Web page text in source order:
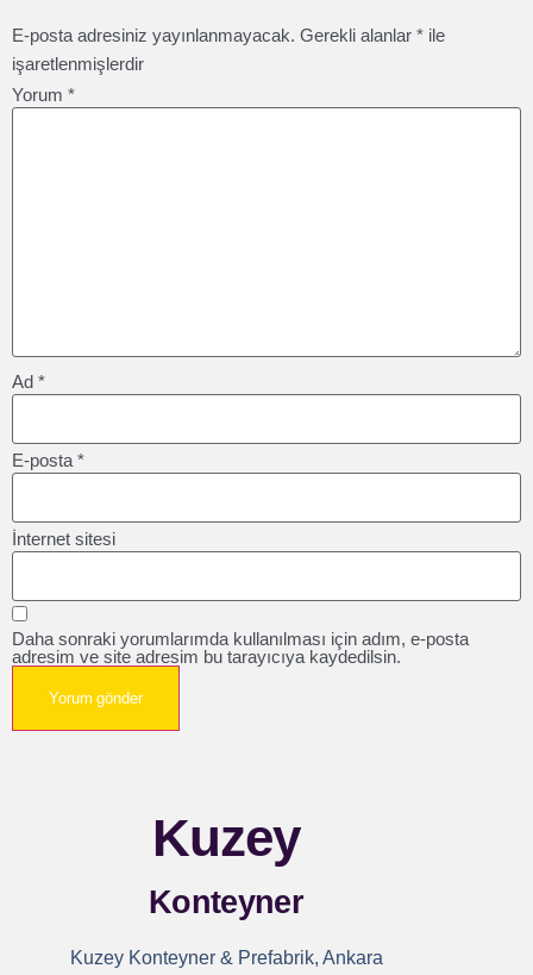
E-posta adresiniz yayınlanmayacak. Gerekli alanlar * ile
işaretlenmişlerdir
Yorum *
Ad *
E-posta *
İnternet sitesi
Daha sonraki yorumlarımda kullanılması için adım, e-posta
adresim ve site adresim bu tarayıcıya kaydedilsin.
Kuzey
Konteyner
Kuzey Konteyner & Prefabrik, Ankara